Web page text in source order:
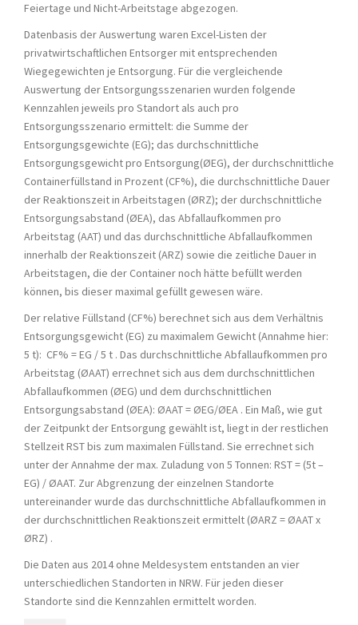
Feiertage und Nicht-Arbeitstage abgezogen.
Datenbasis der Auswertung waren Excel-Listen der
privatwirtschaftlichen Entsorger mit entsprechenden
Wiegegewichten je Entsorgung. Für die vergleichende
Auswertung der Entsorgungsszenarien wurden folgende
Kennzahlen jeweils pro Standort als auch pro
Entsorgungsszenario ermittelt: die Summe der
Entsorgungsgewichte (EG); das durchschnittliche
Entsorgungsgewicht pro Entsorgung(ØEG), der durchschnittliche
Containerfüllstand in Prozent (CF%), die durchschnittliche Dauer
der Reaktionszeit in Arbeitstagen (ØRZ); der durchschnittliche
Entsorgungsabstand (ØEA), das Abfallaufkommen pro
Arbeitstag (AAT) und das durchschnittliche Abfallaufkommen
innerhalb der Reaktionszeit (ARZ) sowie die zeitliche Dauer in
Arbeitstagen, die der Container noch hätte befüllt werden
können, bis dieser maximal gefüllt gewesen wäre.
Der relative Füllstand (CF%) berechnet sich aus dem Verhältnis
Entsorgungsgewicht (EG) zu maximalem Gewicht (Annahme hier:
5 t): CF% = EG / 5 t . Das durchschnittliche Abfallaufkommen pro
Arbeitstag (ØAAT) errechnet sich aus dem durchschnittlichen
Abfallaufkommen (ØEG) und dem durchschnittlichen
Entsorgungsabstand (ØEA): ØAAT = ØEG/ØEA . Ein Maß, wie gut
der Zeitpunkt der Entsorgung gewählt ist, liegt in der restlichen
Stellzeit RST bis zum maximalen Füllstand. Sie errechnet sich
unter der Annahme der max. Zuladung von 5 Tonnen: RST = (5t –
EG) / ØAAT. Zur Abgrenzung der einzelnen Standorte
untereinander wurde das durchschnittliche Abfallaufkommen in
der durchschnittlichen Reaktionszeit ermittelt (ØARZ = ØAAT x
ØRZ) .
Die Daten aus 2014 ohne Meldesystem entstanden an vier
unterschiedlichen Standorten in NRW. Für jeden dieser
Standorte sind die Kennzahlen ermittelt worden.